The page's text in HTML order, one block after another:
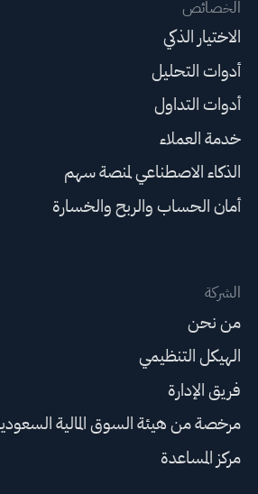
الخصائص
الاختيار الذكي
أدوات التحليل
أدوات التداول
خدمة العملاء
الذكاء الاصطناعي لمنصة سهم
أمان الحساب والربح والخسارة
الشركة
من نحن
الهيكل التنظيمي
فريق الإدارة
مرخصة من هيئة السوق المالية
مركز المساعدة